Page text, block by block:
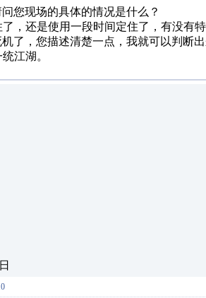
您现场的具体的情况是什么？
，还是使用一段时间定住了，有没有
了，您描述清楚一点，我就可以判断
江湖。